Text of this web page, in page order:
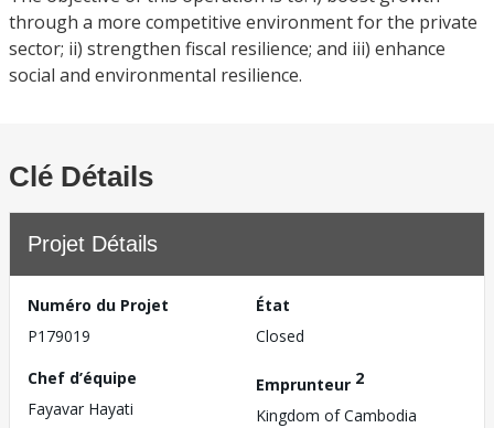
through a more competitive environment for the private
sector; ii) strengthen fiscal resilience; and iii) enhance
social and environmental resilience.
Clé Détails
Projet Détails
Numéro du Projet
P179019
État
Closed
Chef d’équipe
Fayavar Hayati
Emprunteur 2
Kingdom of Cambodia